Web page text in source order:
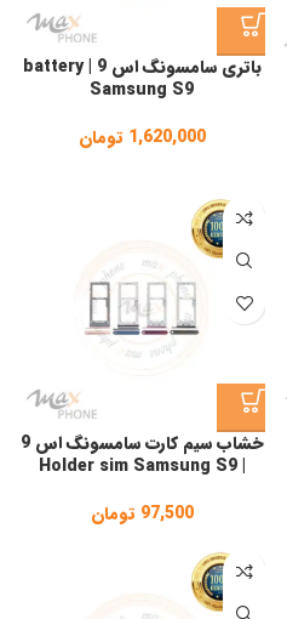
باتری سامسونگ اس 9 | battery
Samsung S9
1,620,000 تومان
خشاب سیم کارت سامسونگ اس 9
| Holder sim Samsung S9
97,500 تومان